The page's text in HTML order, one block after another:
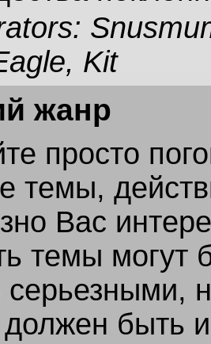
, Kit
жанр
просто
темы,
Вас
темы могут
серьезными,
быть